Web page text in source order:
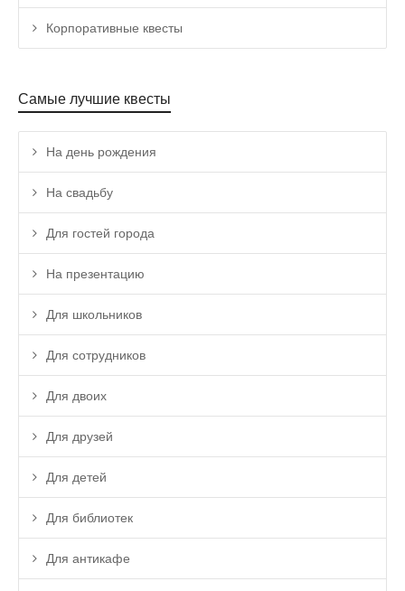
Корпоративные квесты
Самые лучшие квесты
На день рождения
На свадьбу
Для гостей города
На презентацию
Для школьников
Для сотрудников
Для двоих
Для друзей
Для детей
Для библиотек
Для антикафе